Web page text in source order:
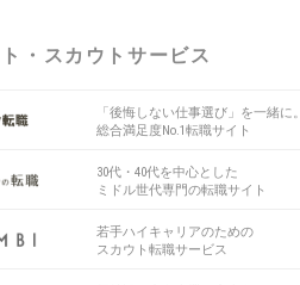
・スカウトサービス
「後悔しない仕事選び」を一緒に。
総合満足度No.1転職サイト
30代・40代を中心とした
ミドル世代専門の転職サイト
若手ハイキャリアのための
スカウト転職サービス